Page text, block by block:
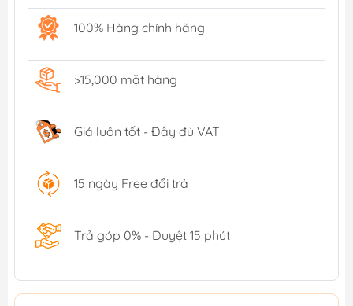
100% Hàng chính hãng
>15,000 mặt hàng
Giá luôn tốt - Đầy đủ VAT
15 ngày Free đổi trả
Trả góp 0% - Duyệt 15 phút